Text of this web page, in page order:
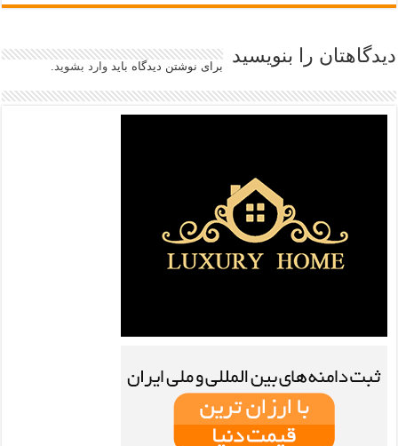
دیدگاهتان را بنویسید برای نوشتن دیدگاه بایدوارد بشوید.